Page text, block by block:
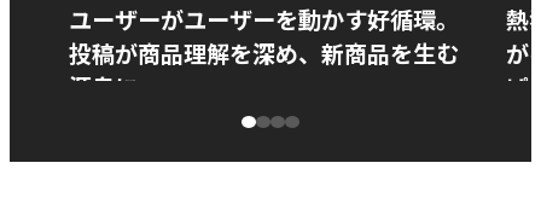
ユーザーがユーザーを動かす好循環。
投稿が商品理解を深め、新商品を生む
源泉に
熱
が
ぱ